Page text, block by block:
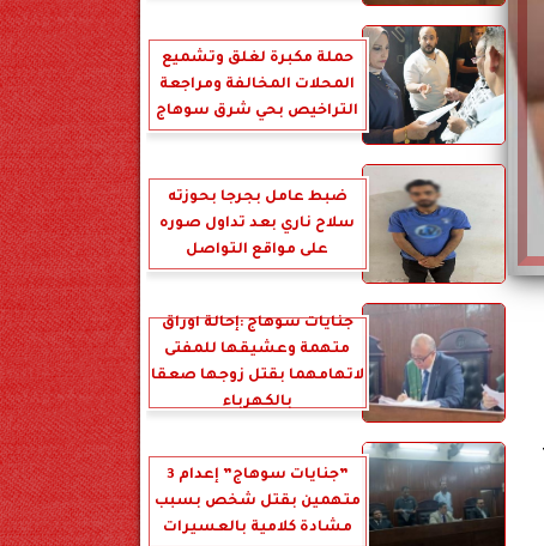
حملة مكبرة لغلق وتشميع
المحلات المخالفة ومراجعة
التراخيص بحي شرق سوهاج
ضبط عامل بجرجا بحوزته
سلاح ناري بعد تداول صوره
على مواقع التواصل
جنايات سوهاج :إحالة أوراق
متهمة وعشيقها للمفتى
لاتهامهما بقتل زوجها صعقا
بالكهرباء
”جنايات سوهاج” إعدام 3
متهمين بقتل شخص بسبب
مشادة كلامية بالعسيرات